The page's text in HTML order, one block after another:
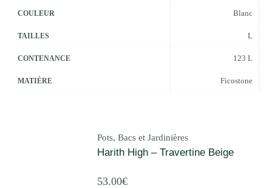
COULEUR Blanc
TAILLES L
CONTENANCE 123 L
MATIÈRE Ficostone
Pots, Bacs et Jardinières
Harith High – Travertine Beige
53.00€